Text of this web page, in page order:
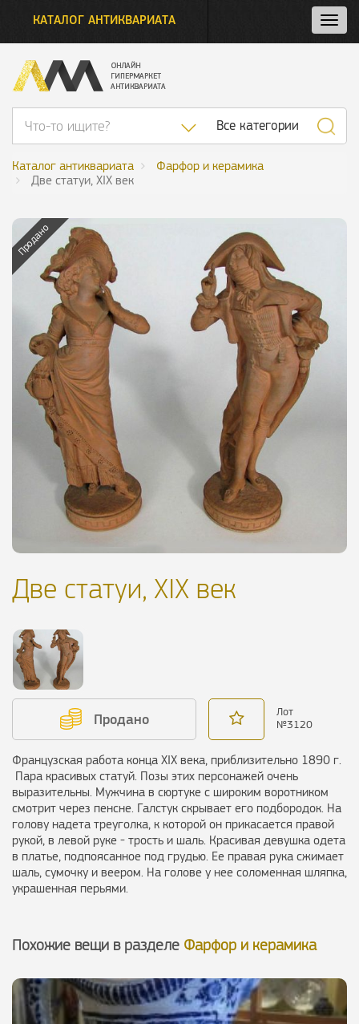
и
КАТАЛОГ АНТИКВАРИАТА
Список
Все категории
Каталог антиквариата
Фарфор и керамика
Две статуи, XIX век
Продано
Две статуи, XIX век
Продано
Лот
№3120
Французская работа конца XIX века, приблизительно 1890 г.
Пара красивых статуй. Позы этих персонажей очень
выразительны. Мужчина в сюртуке с широким воротником
смотрит через пенсне. Галстук скрывает его подбородок. На
голову надета треуголка, к которой он прикасается правой
рукой, в левой руке - трость и шаль. Красивая девушка одета
в платье, подпоясанное под грудью. Ее правая рука сжимает
шаль, сумочку и веером. На голове у нее соломенная шляпка,
украшенная перьями.
Похожие вещи в разделе Фарфор и керамика